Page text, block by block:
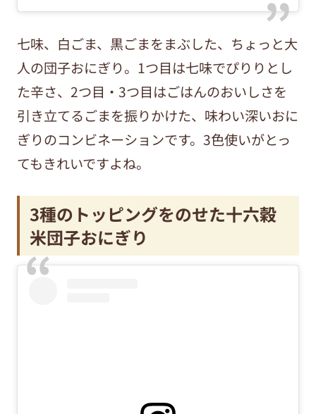
七味、白ごま、黒ごまをまぶした、ちょっと大
人の団子おにぎり。1つ目は七味でぴりりとし
た辛さ、2つ目・3つ目はごはんのおいしさを
引き立てるごまを振りかけた、味わい深いおに
ぎりのコンビネーションです。3色使いがとっ
てもきれいですよね。
3種のトッピングをのせた十六穀
米団子おにぎり